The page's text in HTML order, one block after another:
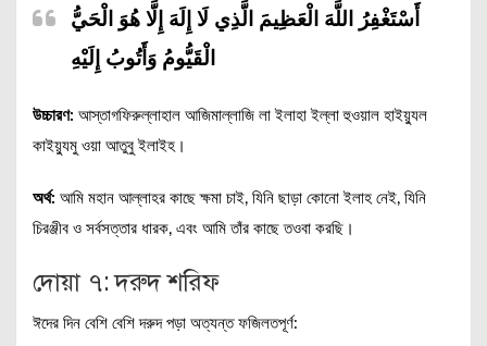
أَسْتَغْفِرُ اللَّهَ الْعَظِيمَ الَّذِي لَا إِلَهَ إِلَّا هُوَ الْحَيُّ
الْقَيُّومُ وَأَتُوبُ إِلَيْهِ
উচ্চারণ: আস্তাগফিরুল্লাহাল আজিমাল্লাজি লা ইলাহা ইল্লা হুওয়াল হাইয়্যুল
কাইয়্যুমু ওয়া আতুবু ইলাইহ।
অর্থ: আমি মহান আল্লাহর কাছে ক্ষমা চাই, যিনি ছাড়া কোনো ইলাহ নেই, যিনি
চিরঞ্জীব ও সর্বসত্তার ধারক, এবং আমি তাঁর কাছে তওবা করছি।
দোয়া ৭: দরুদ শরিফ
ঈদের দিন বেশি বেশি দরুদ পড়া অত্যন্ত ফজিলতপূর্ণ: